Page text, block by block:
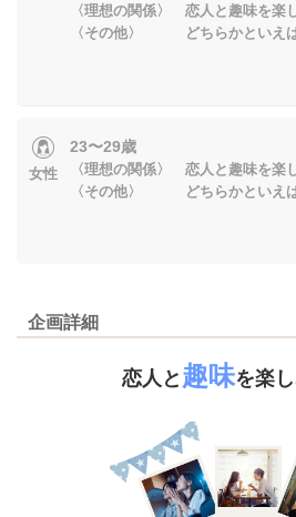
〈理想の関係〉 恋人と趣味を楽
〈その他〉 どちらかといえば
女性
23〜29歳
〈理想の関係〉 恋人と趣味を楽
〈その他〉 どちらかといえば
企画詳細
恋人と 趣味を楽